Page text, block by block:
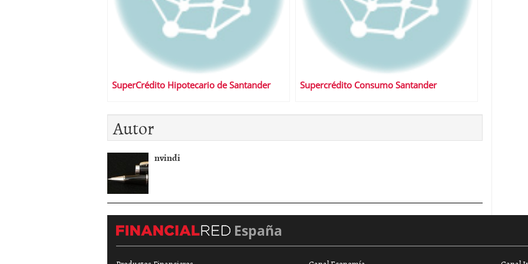
SuperCrédito Hipotecario de Santander Supercrédito Consumo Santander
Autor
nvindi
España